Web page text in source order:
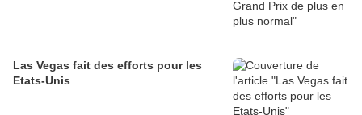
Las Vegas fait des efforts pour les
Etats-Unis